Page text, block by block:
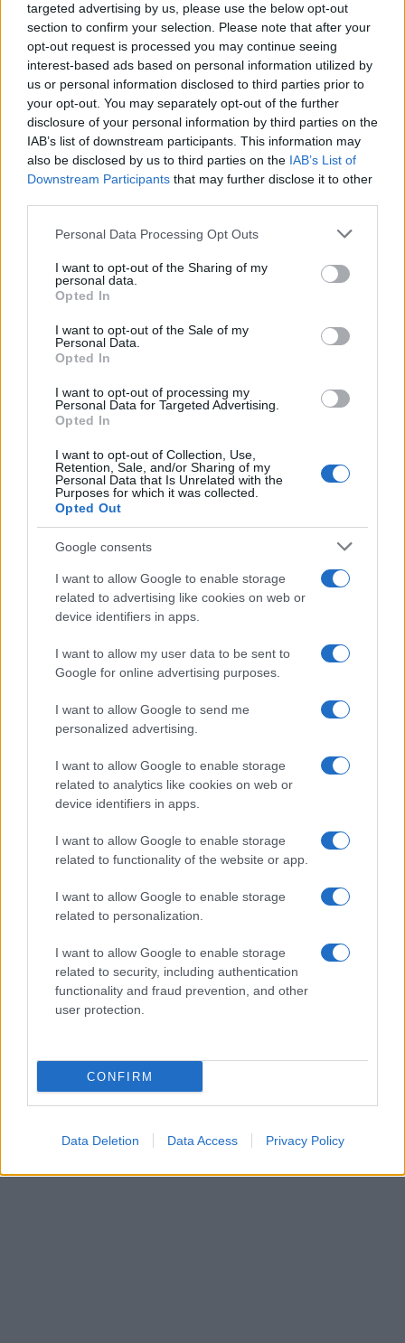
targeted advertising by us, please use the below opt-out
section to confirm your selection. Please note that after your
opt-out request is processed you may continue seeing
interest-based ads based on personal information utilized by
us or personal information disclosed to third parties prior to
your opt-out. You may separately opt-out of the further
disclosure of your personal information by third parties on the
IAB’s list of downstream participants. This information may
also be disclosed by us to third parties on the IAB’s List of
Downstream Participants that may further disclose it to other
Please note that this website/app uses one or more Google
not limited to your visit or usage behaviour. You may click to
grant or deny consent to Google and its third-party tags to
use your data for below specified purposes in below Google
consent section.
Personal Data Processing Opt Outs
I want to opt-out of the Sharing of my
personal data.
Opted In
I want to opt-out of the Sale of my
Personal Data.
Opted In
I want to opt-out of processing my
Personal Data for Targeted Advertising.
Opted In
I want to opt-out of Collection, Use,
Retention, Sale, and/or Sharing of my
Personal Data that Is Unrelated with the
Purposes for which it was collected.
Opted Out
Google consents
I want to allow Google to enable storage
related to advertising like cookies on web or
device identifiers in apps.
I want to allow my user data to be sent to
Google for online advertising purposes.
I want to allow Google to send me
personalized advertising.
I want to allow Google to enable storage
related to analytics like cookies on web or
device identifiers in apps.
I want to allow Google to enable storage
related to functionality of the website or app.
I want to allow Google to enable storage
related to personalization.
I want to allow Google to enable storage
related to security, including authentication
functionality and fraud prevention, and other
user protection.
CONFIRM
Data Deletion Data Access Privacy Policy
υπάρχοντα κενά.Η διαδικασία αυτή μας βρίσκει
αντίθετους και μας προβληματίζει για τους εξής λόγους
Με τη συμπλήρωση του Survey όλα τα στοιχεία-
αριθμός μαθητών, τμήματα, ωρολόγιο πρόγραμμα,
προσωπικό- είναι καταχωρισμένα σ’ αυτό και
επικαιροποιούνται ανά δεκαπενθήμερο με βάση
την υπ’ αριθμό 147803/23-11-12 εγκύκλιο του
Υπουργείου Παιδείας. Η πρακτική λοιπόν του
συλλόγους διδασκόντων των σχολείων άρα και
απαξίωση του ρόλου τους στη εκπαιδευτική
διαδικασία;
Πώς τέτοιες λογικές «εκφοβισμού» και
«τρομοκράτησης» των Διευθυντών και των
Συλλόγων Διδασκόντων, μπορούν να
που τόσο ανάγκη έχουν τα σχολεία ώστε να
ανταποκριθούν στα μεγάλα και οξυμένα
Η διαφαινόμενη προοπτική σύμπτυξης τμημάτων
και η μετακίνηση καθηγητών στα μέσα της
σχολικής χρονιάς σε ποια παιδαγωγικά κριτήρια
ανταποκρίνονται; Οι Προϊστάμενοι και οι
«εγκέφαλοι» αυτών των διαδικασιών ως απόφοιτοι
Ανώτατων Σχολών και με τόσους μεταπτυχιακούς
τίτλους που κατέχουν, αυτά διδάχθηκαν για τη
παιδαγωγική «αλληλεπίδραση» μαθητή- καθηγητή;
επιτρέπουν στο μέσον ήδη της σχολικής χρονιάς,
να δημιουργούν αναστάτωση στα σχολεία και να
διαταράσσουν την εύρυθμη λειτουργία τους;
Νοιάζεται κανείς τους για τους καθηγητές και τις
καθηγήτριες που θα μετακινηθούν σε σχολεία
άλλων περιοχών ή που θαυποχρεωθούννα κάνουν
υπερωρίες για να καλύψουν τα σοβαρά κενά;